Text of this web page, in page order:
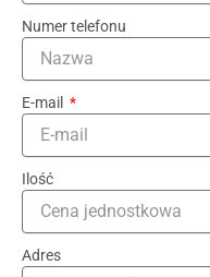
Numer telefonu
E-mail
Ilość
Adres